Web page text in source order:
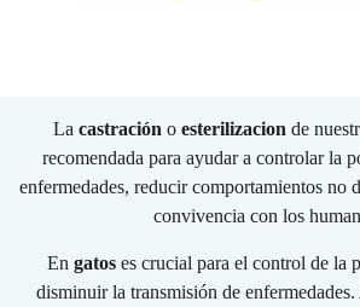
La castración o esterilizacion de
recomendada para ayudar a controlar la
enfermedades, reducir comportamientos no
convivencia con los
En gatos es crucial para el control de la
disminuir la transmisión de